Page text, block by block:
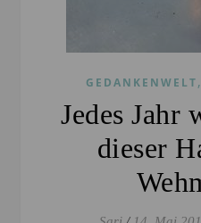
GEDANKENWELT,
Jedes Jahr
dieser